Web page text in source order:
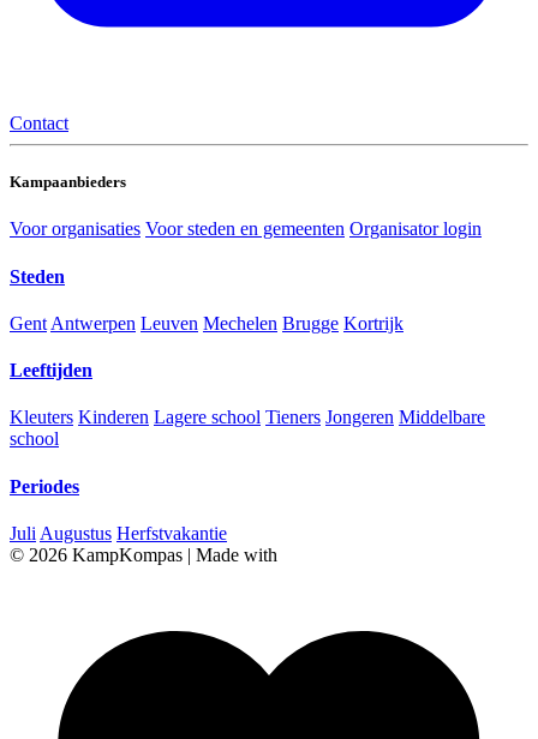
Contact
Kampaanbieders
Voor organisaties Voor steden en gemeenten Organisator login
Steden
Gent Antwerpen Leuven Mechelen Brugge Kortrijk
Leeftijden
Kleuters Kinderen Lagere school Tieners Jongeren Middelbare
school
Periodes
Juli Augustus Herfstvakantie
© 2026 KampKompas | Made with